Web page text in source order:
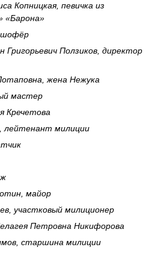
Копницкая, певичка из
«Барона»
шофёр
Григорьевич Ползиков, директор
жена Нежука
мастер
Кречетова
лейтенант милиции
майор
участковый милиционер
Петровна Никифорова
старшина милиции